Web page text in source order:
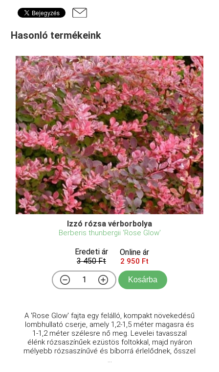
Hasonló termékeink
Izzó rózsa vérborbolya
Berberis thunbergii 'Rose Glow'
Eredeti ár
3 450 Ft
Online ár
2 950 Ft
Kosárba
A 'Rose Glow' fajta egy felálló, kompakt növekedésű
lombhullató cserje, amely 1,2-1,5 méter magasra és
1-1,2 méter szélesre nő meg. Levelei tavasszal
élénk rózsaszínűek ezüstös foltokkal, majd nyáron
mélyebb rózsaszínűvé és bíborrá érlelődnek, ősszel
...